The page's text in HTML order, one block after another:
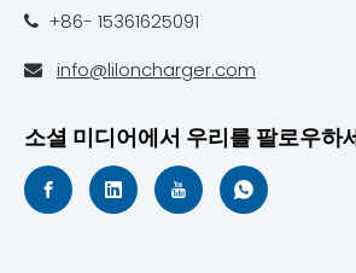
 +86- 15361625091
 info@liloncharger.com
소셜 미디어에서 우리를 팔로우하